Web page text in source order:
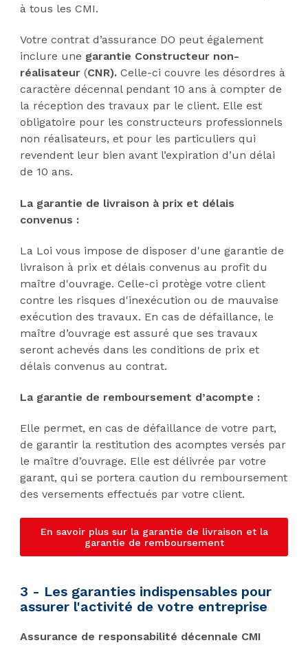
à tous les CMI.
Votre contrat d’assurance DO peut également
inclure une garantie Constructeur non-
réalisateur(CNR).Celle-ci couvre les désordres à
caractère décennal pendant 10 ans à compter de
la réception des travaux par le client. Elle est
obligatoire pour les constructeurs professionnels
non réalisateurs, et pour les particuliers qui
revendent leur bien avant l’expiration d’un délai
de 10 ans.
La garantie de livraison à prix et délais
convenus :
La Loi vous impose de disposer d'une garantie de
livraison à prix et délais convenus au profit du
maître d'ouvrage. Celle-ci protège votre client
contre les risques d'inexécution ou de mauvaise
exécution des travaux. En cas de défaillance, le
maître d’ouvrage est assuré que ses travaux
seront achevés dans les conditions de prix et
délais convenus au contrat.
La garantie de remboursement d’acompte :
Elle permet, en cas de défaillance de votre part,
de garantir la restitution des acomptes versés par
le maître d’ouvrage. Elle est délivrée par votre
garant, qui se portera caution du remboursement
des versements effectués par votre client.
En savoir plus sur la garantie de livraison et la
garantie de remboursement
3 - Les garanties indispensables pour
assurer l'activité de votre entreprise
Assurance de responsabilité décennale CMI